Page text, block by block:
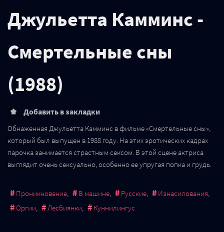
Джульетта Камминс -
Смертельные сны
(1988)
Обнаженная Джульетта Камминс в фильме «Смертельные сны»,
который был выпущен в 1988 году. На этих эротических кадрах
парочка занимается страстным сексом. В этой сцене актриса
выглядит очень сексуально, особенно ее упругая попка и грудь.
Проникновение, В машине, Русские, Изнасилования,
Оргии, Лесбиянки, Куннилингус